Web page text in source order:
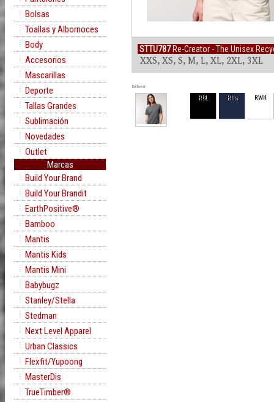
Bolsas
Toallas y Albornoces
Body
Accesorios
Mascarillas
Deporte
Tallas Grandes
Sublimación
Novedades
Outlet
Marcas
Build Your Brand
Build Your Brandit
EarthPositive®
Bamboo
Mantis
Mantis Kids
Mantis Mini
Babybugz
Stanley/Stella
Stedman
Next Level Apparel
Urban Classics
Flexfit/Yupoong
MasterDis
TrueTimber®
STTU787Re-Creator - The Unisex
XXS, XS, S, M, L, XL, 2XL, 3XL
Rollover
RBL RNA RWH